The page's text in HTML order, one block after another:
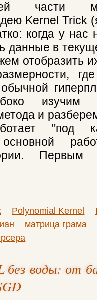
части
Kernel Trick
когда у нас
данные в
отобразить
изучим
и
"под
Первым
Polynomial Kernel
матрица грама
без воды: от